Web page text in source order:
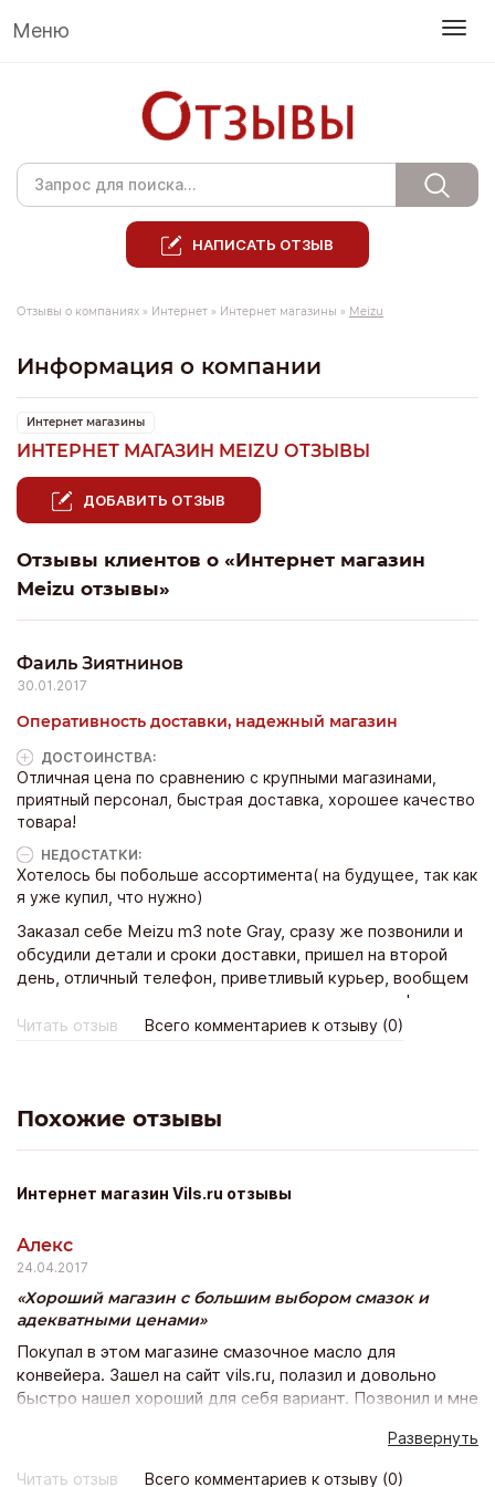
Меню
НАПИСАТЬ ОТЗЫВ
Отзывы о компаниях » Интернет » Интернет магазины » Meizu
Информация о компании
Интернет магазины
ИНТЕРНЕТ МАГАЗИН MEIZU ОТЗЫВЫ
ДОБАВИТЬ ОТЗЫВ
Отзывы клиентов о «Интернет магазин
Meizu отзывы»
Фаиль Зиятнинов
30.01.2017
Оперативность доставки, надежный магазин
ДОСТОИНCТВА:
Отличная цена по сравнению с крупными магазинами,
приятный персонал, быстрая доставка, хорошее качество
товара!
НЕДОСТАТКИ:
Хотелось бы побольше ассортимента( на будущее, так как
я уже купил, что нужно)
Заказал себе Meizu m3 note Gray, сразу же позвонили и
обсудили детали и сроки доставки, пришел на второй
день, отличный телефон, приветливый курьер, вообщем
мне все понравилось, рекомендую этот магазин!
Читать отзыв Всего комментариев к отзыву (0)
Похожие отзывы
Интернет магазин Vils.ru отзывы
Алекс
24.04.2017
Хороший магазин с большим выбором смазок и
адекватными ценами
Покупал в этом магазине смазочное масло для
конвейера. Зашел на сайт vils.ru, полазил и довольно
быстро нашел хороший для себя вариант. Позвонил и мне
минусы моего выбранного масла, а потом разъяснили
как заказать. Приятно общаться со знающими людьми.
Развернуть
Читать отзыв Всего комментариев к отзыву (0)